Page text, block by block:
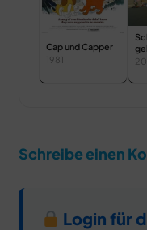
Cap und Capper
1981
Schreibe einen
Login für